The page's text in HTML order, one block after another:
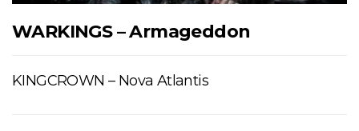
WARKINGS – Armageddon
KINGCROWN – Nova Atlantis